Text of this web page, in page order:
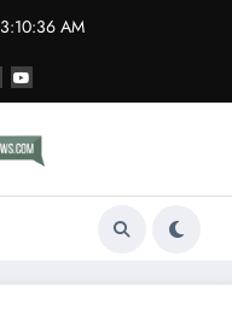
3:10:36 AM